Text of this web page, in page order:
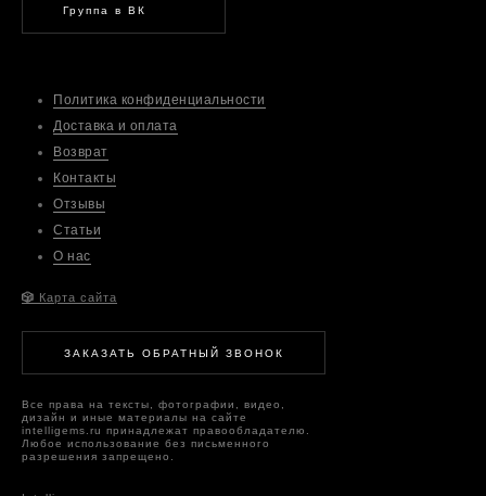
ЗАКАЗАТЬ ОБРАТНЫЙ ЗВОНОК
Все права на тексты, фотографии, видео,
дизайн и иные материалы на сайте
intelligems.ru принадлежат правообладателю.
Любое использование без письменного
разрешения запрещено.
Политика конфиденциальности
Доставка и оплата
Возврат
Контакты
Отзывы
Статьи
О нас
Группа в ВК
🎲 Карта сайта